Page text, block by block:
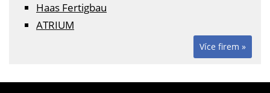
Haas Fertigbau
ATRIUM
Více firem »